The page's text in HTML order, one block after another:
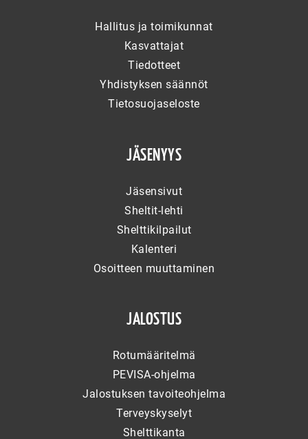
Hallitus ja toimikunnat
Kasvattajat
Tiedotteet
Yhdistyksen säännöt
Tietosuojaseloste
JÄSENYYS
Jäsensivut
Sheltit-lehti
Shelttikilpailut
Kalenteri
Osoitteen muuttaminen
JALOSTUS
Rotumääritelmä
PEVISA-ohjelma
Jalostuksen tavoiteohjelma
Terveyskyselyt
Shelttikanta